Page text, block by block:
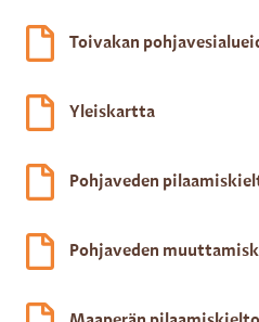
Toivakan
Yleiskartta
Pohjaveden
Pohjaveden